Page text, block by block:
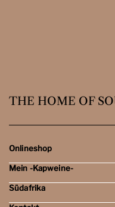
THE HOME OF
Onlineshop
Rotweine
Weissweine
Schaumweine
Tasting-Sets
Mein -Kapweine-
Mein Konto
Meine Bestellungen
Südafrika